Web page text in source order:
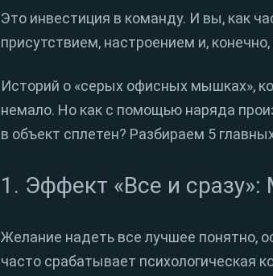
Это инвестиция в команду. И вы, как
присутствием, настроением и,
Историй о «серых офисных мышках»,
немало. Но как с помощью наряда
в объект сплетен? Разбираем 5
1. Эффект «Все и
Желание надеть все лучшее понятно,
часто срабатывает психологическая